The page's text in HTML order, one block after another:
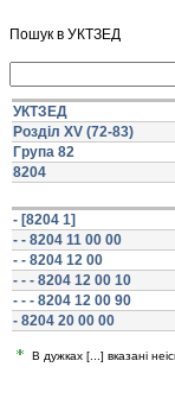
Пошук в УКТЗЕД
УКТЗЕД
Розділ XV (72-83)
Група 82
8204
- [8204 1]
- - 8204 11 00 00
- - 8204 12 00
- - - 8204 12 00 10
- - - 8204 12 00 90
- 8204 20 00 00
В дужках [...] вказані